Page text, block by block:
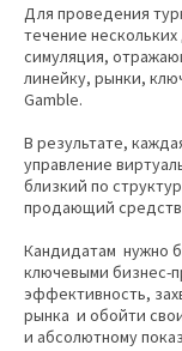
Для проведения
течение
симуляция,
линейку, рынки,
Gamble.
В результате,
управление
близкий по
продающий
Кандидатам нужно
ключевыми бизнес-
эффективность,
рынка и обойти
и абсолютному